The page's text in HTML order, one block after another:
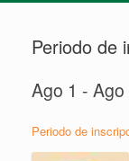
Periodo de
Ago 1 - Ago
Periodo de